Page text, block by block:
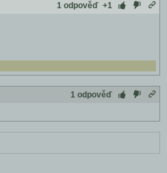
1 odpověď +1
1 odpověď